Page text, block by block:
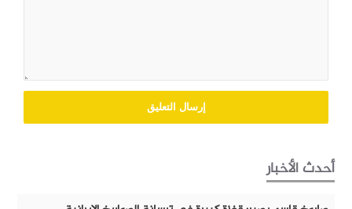
أحدث الأخبار